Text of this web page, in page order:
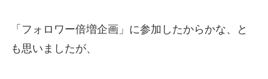
「フォロワー倍増企画」に参加したからかな、と
も思いましたが、